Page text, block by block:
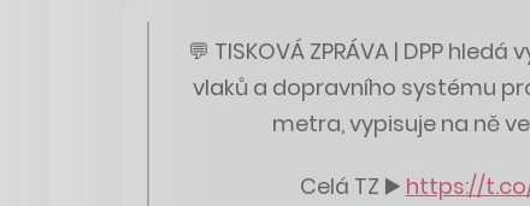
💬 TISKOVÁ ZPRÁVA | DPP
vlaků a dopravního systému
metra, vypisuje na ně
Celá TZ ▶️ https://